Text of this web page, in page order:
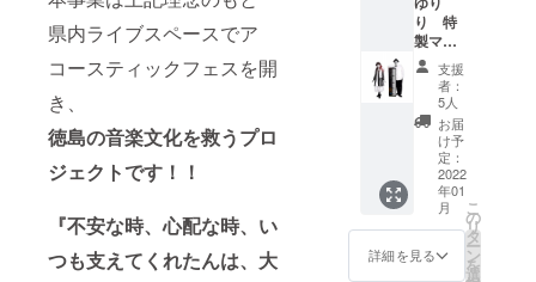
県内ライブスペースでア
コースティックフェスを開
き、
徳島の音楽文化を救うプロ
ジェクトです！！
『不安な時、心配な時、い
つも支えてくれたんは、大
メッ
セージ
レター
＋「福
富弥
生 ク
リスマ
スプレ
ゼン
ト」
〈内
容〉福
富弥生
り 特
製マス
クコー
ス いた
だいた
支援金
を出演
者にイ
ベント
出演料
として
お渡し
しま
す。 ※
支援
者：
5人
お届
け予
定：
2022
年01
月
詳細を見る
こ
の
リ
タ
ー
ン
を
選